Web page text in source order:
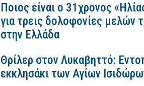
Ποιος είναι ο 31χρονος
για τρεις δολοφονίες μελών
στην Ελλάδα
Θρίλερ στον Λυκαβηττό:
εκκλησάκι των Αγίων